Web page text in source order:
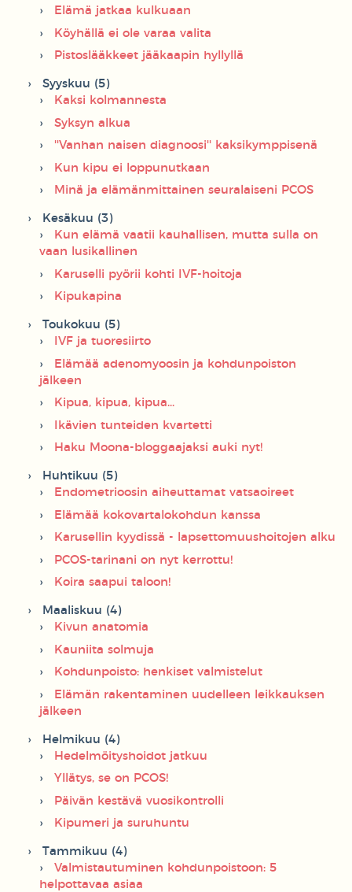
Elämä jatkaa kulkuaan
Köyhällä ei ole varaa valita
Pistoslääkkeet jääkaapin hyllyllä
Syyskuu (5)
Kaksi kolmannesta
Syksyn alkua
''Vanhan naisen diagnoosi'' kaksikymppisenä
Kun kipu ei loppunutkaan
Minä ja elämänmittainen seuralaiseni PCOS
Kesäkuu (3)
Kun elämä vaatii kauhallisen, mutta sulla on
vaan lusikallinen
Karuselli pyörii kohti IVF-hoitoja
Kipukapina
Toukokuu (5)
IVF ja tuoresiirto
Elämää adenomyoosin ja kohdunpoiston
jälkeen
Kipua, kipua, kipua...
Ikävien tunteiden kvartetti
Haku Moona-bloggaajaksi auki nyt!
Huhtikuu (5)
Endometrioosin aiheuttamat vatsaoireet
Elämää kokovartalokohdun kanssa
Karusellin kyydissä - lapsettomuushoitojen alku
PCOS-tarinani on nyt kerrottu!
Koira saapui taloon!
Maaliskuu (4)
Kivun anatomia
Kauniita solmuja
Kohdunpoisto: henkiset valmistelut
Elämän rakentaminen uudelleen leikkauksen
jälkeen
Helmikuu (4)
Hedelmöityshoidot jatkuu
Yllätys, se on PCOS!
Päivän kestävä vuosikontrolli
Kipumeri ja suruhuntu
Tammikuu (4)
Valmistautuminen kohdunpoistoon: 5
helpottavaa asiaa